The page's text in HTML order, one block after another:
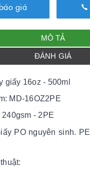
giá
MÔ TẢ
ĐÁNH GIÁ
giấy 16oz - 500ml
MD-16OZ2PE
- 2PE
PO nguyên sinh.